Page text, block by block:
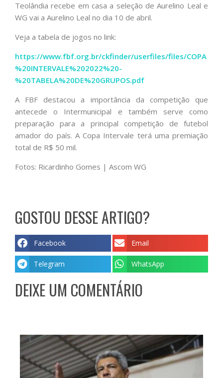
Teolândia recebe em casa a seleção de Aurelino Leal e
WG vai a Aurelino Leal no dia 10 de abril.
Veja a tabela de jogos no link:
https://www.fbf.org.br/ckfinder/userfiles/files/COPA
%20INTERVALE%202022%20-
%20TABELA%20DE%20GRUPOS.pdf
A FBF destacou a importância da competição que
antecede o Intermunicipal e também serve como
preparação para a principal competição de futebol
amador do país. A Copa Intervale terá uma premiação
total de R$ 50 mil.
Fotos: Ricardinho Gomes | Ascom WG
GOSTOU DESSE ARTIGO?
Facebook Email
Telegram WhatsApp
DEIXE UM COMENTÁRIO